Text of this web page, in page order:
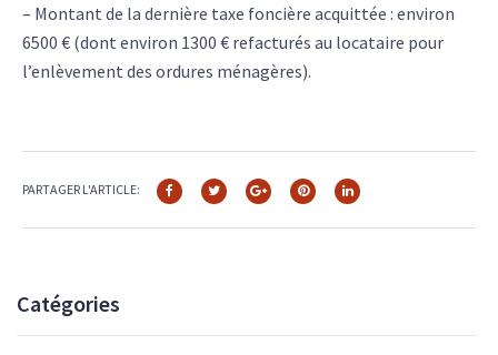
– Montant de la dernière taxe foncière acquittée : environ
6500 € (dont environ 1300 € refacturés au locataire pour
l’enlèvement des ordures ménagères).
PARTAGER L'ARTICLE:
Catégories